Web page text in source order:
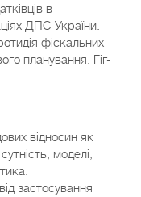
в
ДПС України.
фіскальних
планування. Гіг-
відносин як
моделі,
застосування